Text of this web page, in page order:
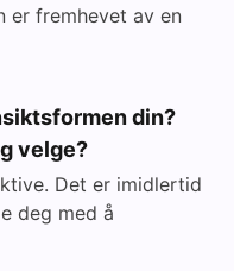
er fremhevet av en
din?
velge?
Det er imidlertid
deg med å